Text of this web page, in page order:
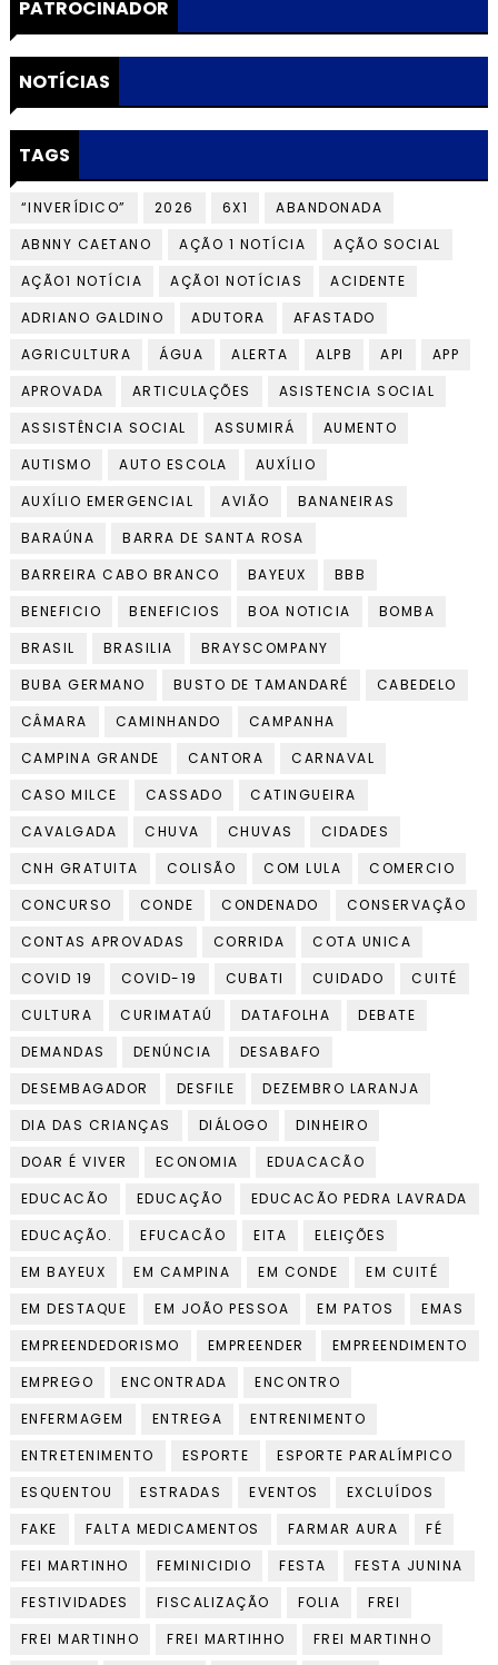
PATROCINADOR
NOTÍCIAS
TAGS
“INVERÍDICO” 2026 6X1
ABANDONADA
ABNNY CAETANO
AÇÃO 1 NOTÍCIA
AÇÃO SOCIAL
AÇÃO1 NOTÍCIA
AÇÃO1 NOTÍCIAS
ACIDENTE
ADRIANO GALDINO
ADUTORA
AFASTADO
AGRICULTURA
ÁGUA ALERTA ALPB API
APP
APROVADA
ARTICULAÇÕES
ASISTENCIA SOCIAL
ASSISTÊNCIA SOCIAL
ASSUMIRÁ
AUMENTO
AUTISMO
AUTO ESCOLA
AUXÍLIO
AUXÍLIO EMERGENCIAL
AVIÃO
BANANEIRAS
BARAÚNA
BARRA DE SANTA ROSA
BARREIRA CABO BRANCO
BAYEUX
BBB
BENEFICIO
BENEFICIOS BOA NOTICIA
BOMBA
BRASIL
BRASILIA
BRAYSCOMPANY
BUBA GERMANO
BUSTO DE TAMANDARÉ
CABEDELO
CÂMARA
CAMINHANDO
CAMPANHA
CAMPINA GRANDE
CANTORA
CARNAVAL
CASO MILCE
CASSADO
CATINGUEIRA
CAVALGADA
CHUVA CHUVAS
CIDADES
CNH GRATUITA
COLISÃO COM LULA
COMERCIO
CONCURSO
CONDE CONDENADO
CONSERVAÇÃO
CONTAS APROVADAS
CORRIDA
COTA UNICA
COVID 19
COVID-19 CUBATI CUIDADO
CUITÉ
CULTURA
CURIMATAÚ DATAFOLHA
DEBATE
DEMANDAS
DENÚNCIA
DESABAFO
DESEMBAGADOR
DESFILE
DEZEMBRO LARANJA
DIA DAS CRIANÇAS
DIÁLOGO
DINHEIRO
DOAR É VIVER
ECONOMIA
EDUACACÃO
EDUCACÃO
EDUCAÇÃO
EDUCACÃO PEDRA LAVRADA
EDUCAÇÃO.
EFUCACÃO EITA
ELEIÇÕES
EM BAYEUX
EM CAMPINA EM CONDE
EM CUITÉ
EM DESTAQUE
EM JOÃO PESSOA EM PATOS
EMAS
EMPREENDEDORISMO
EMPREENDER
EMPREENDIMENTO
EMPREGO
ENCONTRADA
ENCONTRO
ENFERMAGEM
ENTREGA
ENTRENIMENTO
ENTRETENIMENTO
ESPORTE
ESPORTE PARALÍMPICO
ESQUENTOU
ESTRADAS EVENTOS
EXCLUÍDOS
FAKE
FALTA MEDICAMENTOS FARMAR AURA
FÉ
FEI MARTINHO
FEMINICIDIO FESTA
FESTA JUNINA
FESTIVIDADES
FISCALIZAÇÃO FOLIA
FREI
FREI MARTINHO
FREI MARTIHHO
FREI MARTINHO